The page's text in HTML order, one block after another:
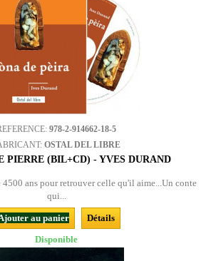
978-2-914662-18-5
OSTAL DEL LIBRE
PIERRE (BIL+CD) - YVES DURAND
4500 ans pour retrouver celle qu'il aime...Un conte
qui...
au panier
Détails
Disponible